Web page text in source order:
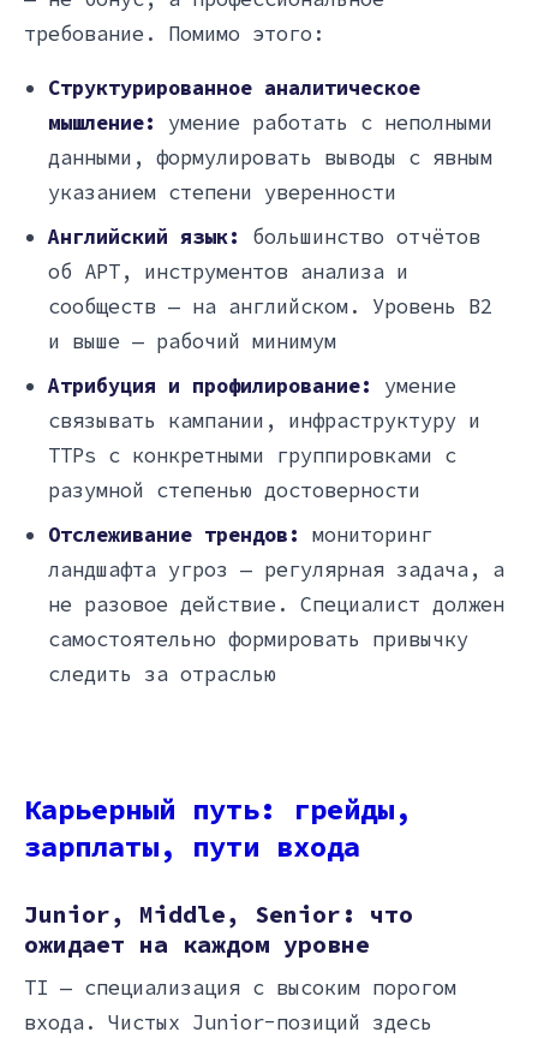
требование. Помимо этого:
Структурированное аналитическое
мышление:
умение работать с неполными
данными, формулировать выводы с явным
указанием степени уверенности
Английский язык:
большинство отчётов
об APT, инструментов анализа и
сообществ — на английском. Уровень B2
и выше — рабочий минимум
Атрибуция и профилирование:
умение
связывать кампании, инфраструктуру и
TTPs с конкретными группировками с
разумной степенью достоверности
Отслеживание трендов: мониторинг
ландшафта угроз — регулярная задача, а
не разовое действие. Специалист должен
самостоятельно формировать привычку
следить за отраслью
Карьерный путь: грейды,
зарплаты, пути входа
Junior, Middle, Senior: что
ожидает на каждом уровне
TI — специализация с высоким порогом
входа. Чистых Junior-позиций здесь